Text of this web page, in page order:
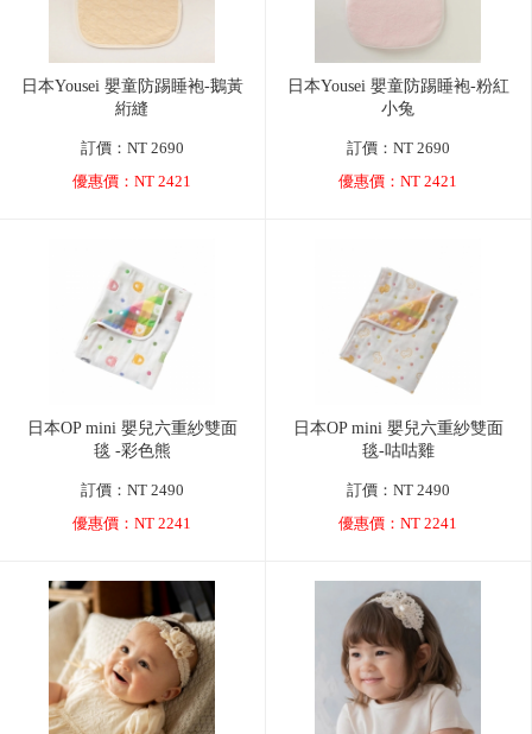
日本Yousei 嬰童防踢睡袍-鵝黃
絎縫
訂價：NT 2690
優惠價：NT 2421
日本Yousei 嬰童防踢睡袍-粉紅
小兔
訂價：NT 2690
優惠價：NT 2421
日本OP mini 嬰兒六重紗雙面
毯 -彩色熊
訂價：NT 2490
優惠價：NT 2241
日本OP mini 嬰兒六重紗雙面
毯-咕咕雞
訂價：NT 2490
優惠價：NT 2241